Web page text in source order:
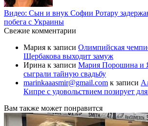
Видео: Сын и внук Софии Ротару
побега с Украины
Свежие комментарии
Мария к записи Олимпийская
Щербакова выходит замуж
Ирина к записи Мария Порошина и
сыграли тайную свадьбу
marinkaaasmir@gmail.com к записи
Кипре с удовольствием позирует
Вам также может понравится